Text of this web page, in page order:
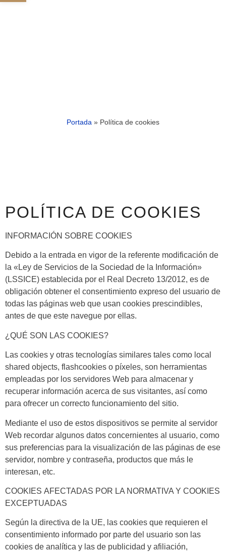
Portada » Política de cookies
POLÍTICA DE COOKIES
INFORMACIÓN SOBRE COOKIES
Debido a la entrada en vigor de la referente modificación de
la «Ley de Servicios de la Sociedad de la Información»
(LSSICE) establecida por el Real Decreto 13/2012, es de
obligación obtener el consentimiento expreso del usuario de
todas las páginas web que usan cookies prescindibles,
antes de que este navegue por ellas.
¿QUÉ SON LAS COOKIES?
Las cookies y otras tecnologías similares tales como local
shared objects, flashcookies o píxeles, son herramientas
empleadas por los servidores Web para almacenar y
recuperar información acerca de sus visitantes, así como
para ofrecer un correcto funcionamiento del sitio.
Mediante el uso de estos dispositivos se permite al servidor
Web recordar algunos datos concernientes al usuario, como
sus preferencias para la visualización de las páginas de ese
servidor, nombre y contraseña, productos que más le
interesan, etc.
COOKIES AFECTADAS POR LA NORMATIVA Y COOKIES
EXCEPTUADAS
Según la directiva de la UE, las cookies que requieren el
consentimiento informado por parte del usuario son las
cookies de analítica y las de publicidad y afiliación,